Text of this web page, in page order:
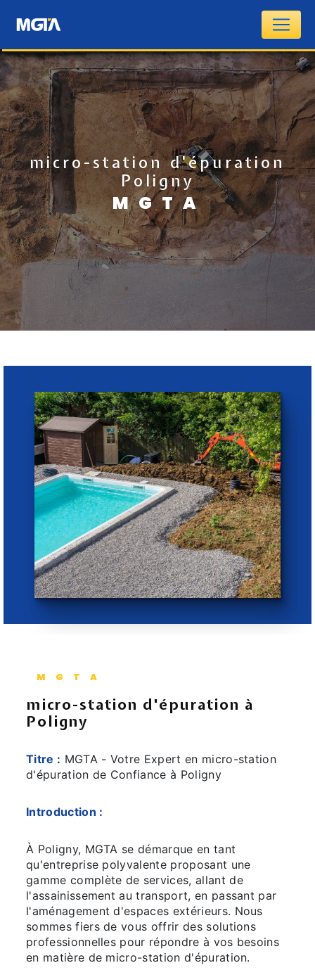
micro-station d'épuration
Poligny
MGTA
MGTA
micro-station d'épuration à
Poligny
Titre : MGTA - Votre Expert en micro-station
d'épuration de Confiance à Poligny
Introduction :
À Poligny, MGTA se démarque en tant
qu'entreprise polyvalente proposant une
gamme complète de services, allant de
l'assainissement au transport, en passant par
l'aménagement d'espaces extérieurs. Nous
sommes fiers de vous offrir des solutions
professionnelles pour répondre à vos besoins
en matière de micro-station d'épuration.